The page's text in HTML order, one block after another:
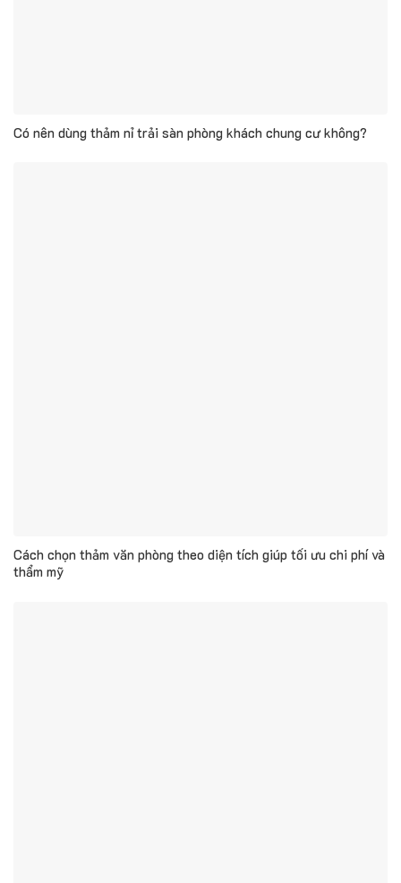
Có nên dùng thảm nỉ trải sàn phòng khách chung cư không?
Cách chọn thảm văn phòng theo diện tích giúp tối ưu chi phí và
thẩm mỹ